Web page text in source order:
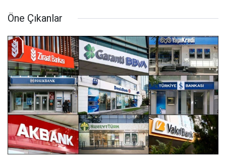
Öne Çıkanlar